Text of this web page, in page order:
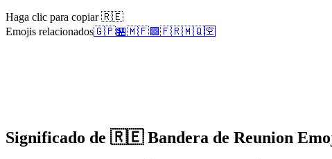
Haga clic para copiar 🇷🇪
Emojis relacionados🇬🇵🏪🇲🇫🟪🇫🇷🇲🇶🈳
Significado de 🇷🇪 Bandera de Reunion